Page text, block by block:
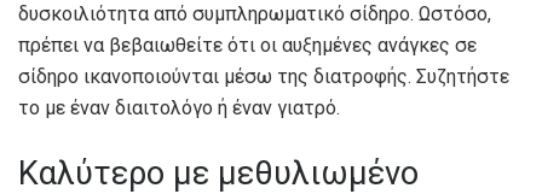
δυσκοιλιότητα από συμπληρωματικό σίδηρο. Ωστόσο,
πρέπει να βεβαιωθείτε ότι οι αυξημένες ανάγκες σε
σίδηρο ικανοποιούνται μέσω της διατροφής. Συζητήστε
το με έναν διαιτολόγο ή έναν γιατρό.
Καλύτερο με μεθυλιωμένο